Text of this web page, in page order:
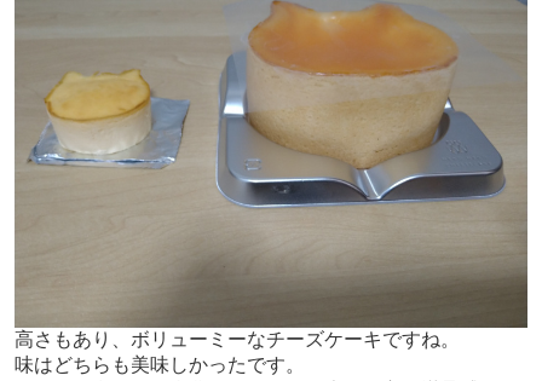
高さもあり、ボリューミーなチーズケーキですね。
味はどちらも美味しかったです。